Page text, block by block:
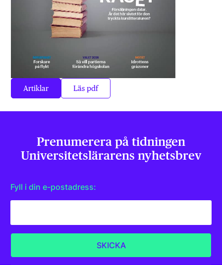
Artiklar Läs pdf
Prenumerera på tidningen
Universitets­lärarens nyhetsbrev
Fyll i din e-postadress: